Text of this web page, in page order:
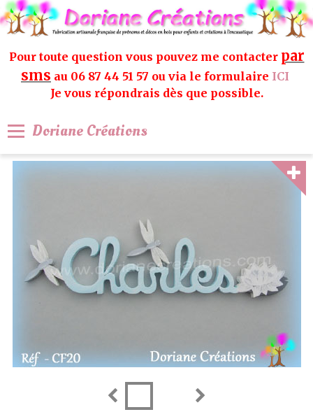
Pour toute question vous pouvez me contacter par
sms au 06 87 44 51 57 ou via le formulaire ICI
Je vous répondrais dès que possible.
Doriane Créations